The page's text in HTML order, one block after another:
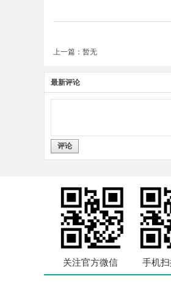
上一篇：暂无
最新评论
评论
关注官方微信 手机